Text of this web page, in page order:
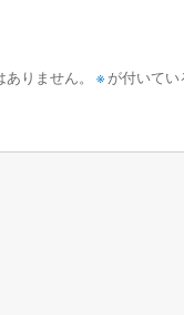
りません。 ※ が付いて